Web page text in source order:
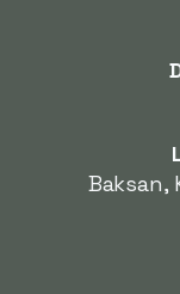
Baksan,